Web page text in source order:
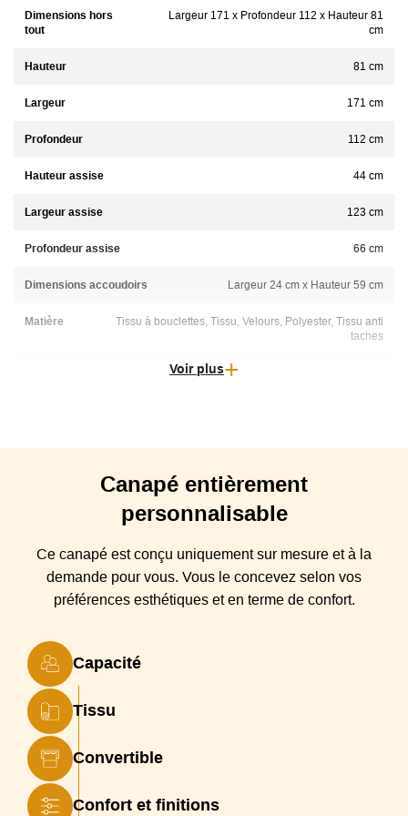
Dimensions hors
tout
Largeur 171 x Profondeur 112 x Hauteur 81
cm
Hauteur 81 cm
Largeur 171 cm
Profondeur 112 cm
Hauteur assise 44 cm
Largeur assise 123 cm
Profondeur assise 66 cm
Dimensions accoudoirs Largeur 24 cm x Hauteur 59 cm
Matière
Tissu à bouclettes, Tissu, Velours, Polyester, Tissu anti
taches
Nettoyage à sec au pressing, lavage à froid à la main ou
Canapé droit, Canapé convertible
Largeur
couchage
Couchage 120, Couchage 140, Couchage 160,
Couchage 100
Structure Bois contreplaqué et lattes de sapin
Coussin(s)
Assise
Rembourrage en mousse polyuréthane densité 35
Coussin(s)
Dossier
Piétement
Garantie
Voir plus
Canapé entièrement
personnalisable
Ce canapé est conçu uniquement sur mesure et à la
demande pour vous. Vous le concevez selon vos
préférences esthétiques et en terme de confort.
Capacité
Tissu
Convertible
Confort et finitions